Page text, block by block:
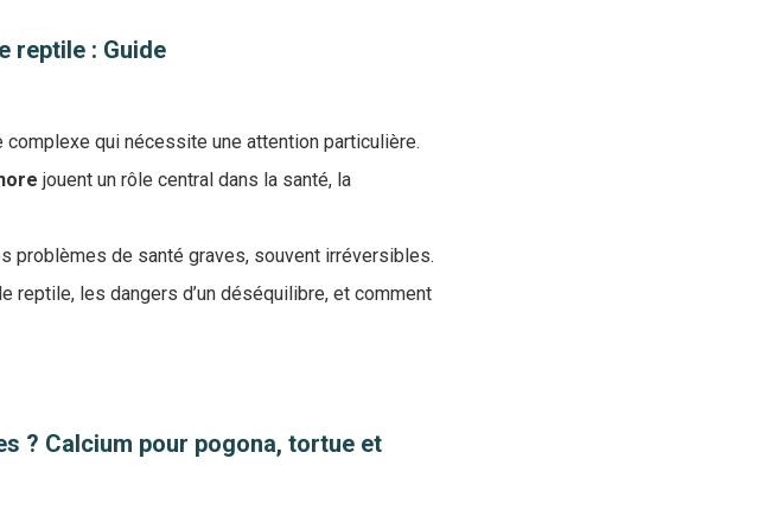
reptile : Guide
qui nécessite une attention particulière.
jouent un rôle central dans la santé, la
problèmes de santé graves, souvent irréversibles.
reptile, les dangers d’un déséquilibre, et comment
? Calcium pour pogona, tortue et